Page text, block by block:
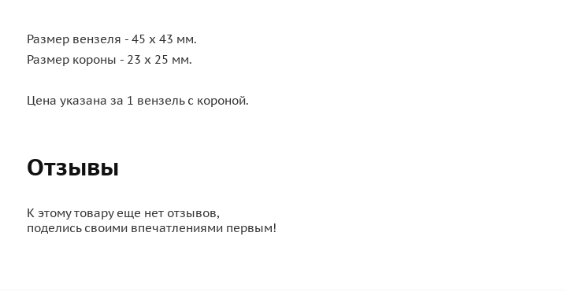
Размер вензеля - 45 х 43 мм.
Размер короны - 23 х 25 мм.
Цена указана за 1 вензель с короной.
Отзывы
К этому товару еще нет отзывов,
поделись своими впечатлениями первым!